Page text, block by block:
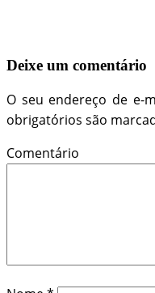
Deixe um comentário
O seu endereço de e-
obrigatórios são